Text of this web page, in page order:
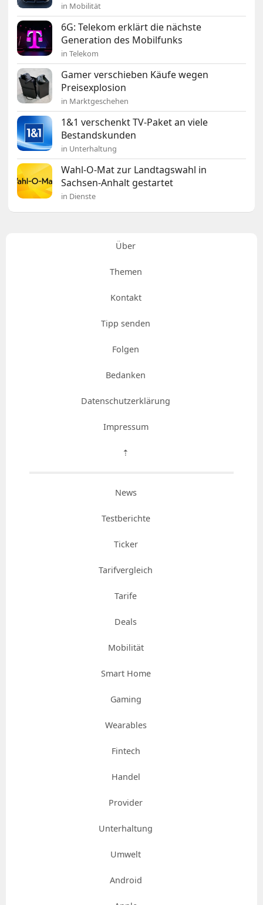
in Mobilität
6G: Telekom erklärt die nächste
Generation des Mobilfunks
in Telekom
Gamer verschieben Käufe wegen
Preisexplosion
in Marktgeschehen
1&1 verschenkt TV-Paket an viele
Bestandskunden
in Unterhaltung
Wahl-O-Mat zur Landtagswahl in
Sachsen-Anhalt gestartet
in Dienste
Über
Themen
Kontakt
Tipp senden
Folgen
Bedanken
Datenschutzerklärung
Impressum
⇡
News
Testberichte
Ticker
Tarifvergleich
Tarife
Deals
Mobilität
Smart Home
Gaming
Wearables
Fintech
Handel
Provider
Unterhaltung
Umwelt
Android